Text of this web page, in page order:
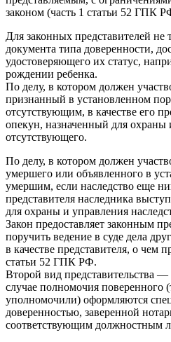
законом (часть 1 статьи 52 ГПК
Для законных представителей не
документа типа доверенности,
удостоверяющего их статус,
рождении ребенка.
По делу, в котором должен
признанный в установленном
отсутствующим, в качестве его
опекун, назначенный для охраны
отсутствующего.
По делу, в котором должен
умершего или объявленного в
умершим, если наследство еще
представителя наследника
для охраны и управления
Закон предоставляет законным
поручить ведение в суде дела
в качестве представителя, о чем
статьи 52 ГПК РФ.
Второй вид представительства
случае полномочия поверенного
уполномочили) оформляются
доверенностью, заверенной
соответствующим должностным